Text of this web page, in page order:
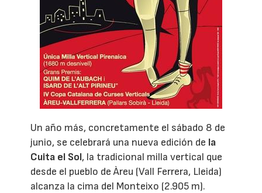
Un año más, concretamente el sábado 8 de
junio, se celebrará una nueva edición de la
Cuita el Sol, la tradicional milla vertical que
desde el pueblo de Àreu (Vall Ferrera, Lleida)
alcanza la cima del Monteixo (2.905 m).